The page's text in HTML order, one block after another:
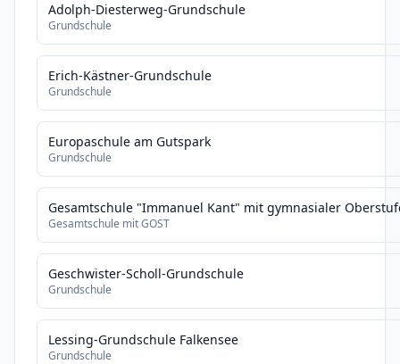
Adolph-Diesterweg-Grundschule
Grundschule
Erich-Kästner-Grundschule
Grundschule
Europaschule am Gutspark
Grundschule
Gesamtschule "Immanuel Kant" mit gymnasialer
Gesamtschule mit GOST
Geschwister-Scholl-Grundschule
Grundschule
Lessing-Grundschule Falkensee
Grundschule